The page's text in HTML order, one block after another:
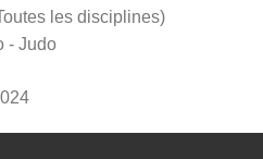
les disciplines)
- Judo